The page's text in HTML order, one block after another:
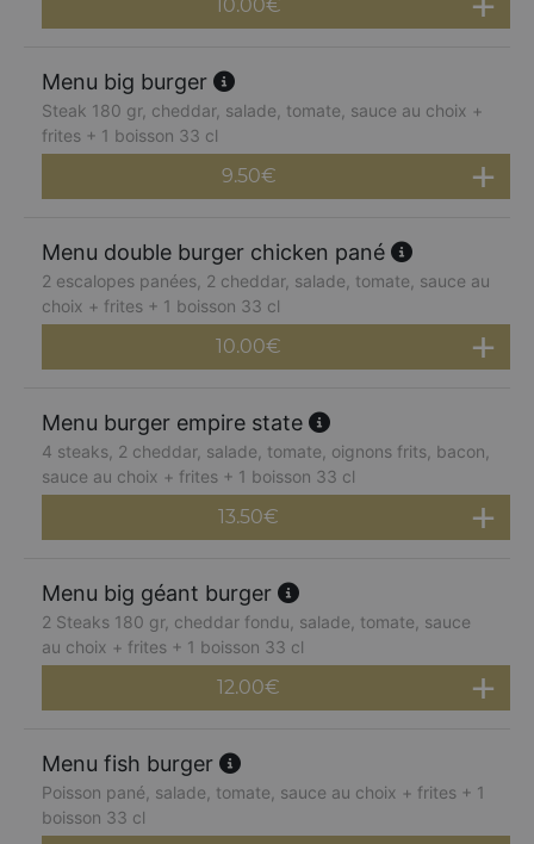
10.00€
Menu big burger
Steak 180 gr, cheddar, salade, tomate, sauce au choix +
frites + 1 boisson 33 cl
9.50€
Menu double burger chicken pané
2 escalopes panées, 2 cheddar, salade, tomate, sauce au
choix + frites + 1 boisson 33 cl
10.00€
Menu burger empire state
4 steaks, 2 cheddar, salade, tomate, oignons frits, bacon,
sauce au choix + frites + 1 boisson 33 cl
13.50€
Menu big géant burger
2 Steaks 180 gr, cheddar fondu, salade, tomate, sauce
au choix + frites + 1 boisson 33 cl
12.00€
Menu fish burger
Poisson pané, salade, tomate, sauce au choix + frites + 1
boisson 33 cl